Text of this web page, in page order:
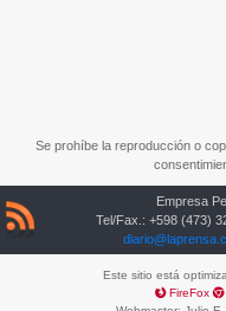
Se prohíbe la reproducción o
Empresa
Tel/Fax.: +598 (473)
Este sitio está
FireFox